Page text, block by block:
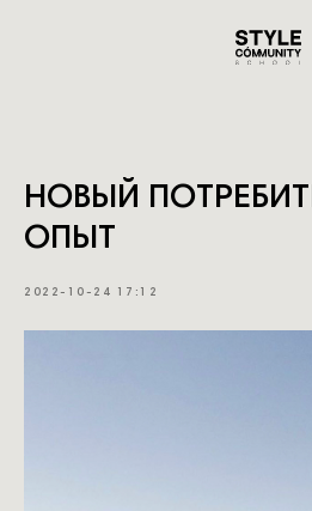
НОВЫЙ
ОПЫТ
2022-10-24 17:12